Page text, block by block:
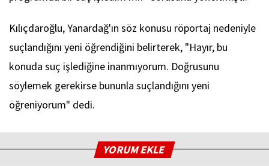
Kılıçdaroğlu, Yanardağ'ın söz konusu röportaj nedeniyle
suçlandığını yeni öğrendiğini belirterek, "Hayır, bu
konuda suç işlediğine inanmıyorum. Doğrusunu
söylemek gerekirse bununla suçlandığını yeni
öğreniyorum" dedi.
YORUM EKLE